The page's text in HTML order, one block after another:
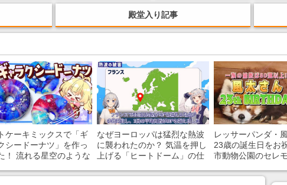
殿堂入り記事
ケーキミックスで「ギ
シードーナツ」を作っ
！ 流れる星空のような
なぜヨーロッパは猛烈な熱波
に襲われたのか？ 気温を押し
上げる「ヒートドーム」の仕
レッサーパンダ・
23歳の誕生日をお
市動物公園のセレ